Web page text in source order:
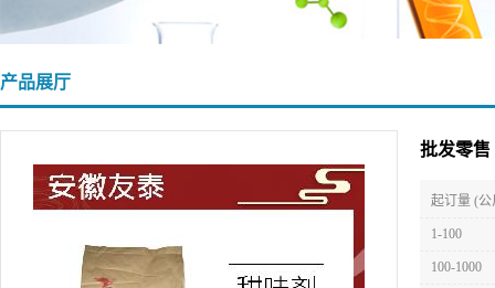
产品展厅
批发零售
起订量 (公
1-100
100-1000